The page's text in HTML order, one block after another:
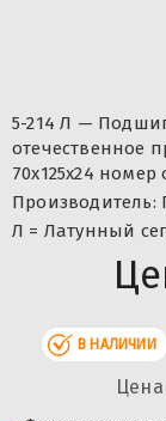
5-214 Л —
отечественное
70x125x24
Производитель:
Л = Латунный
В НАЛИЧИИ